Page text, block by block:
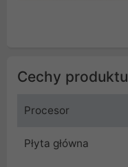
Cechy produktu
Procesor
Płyta główna